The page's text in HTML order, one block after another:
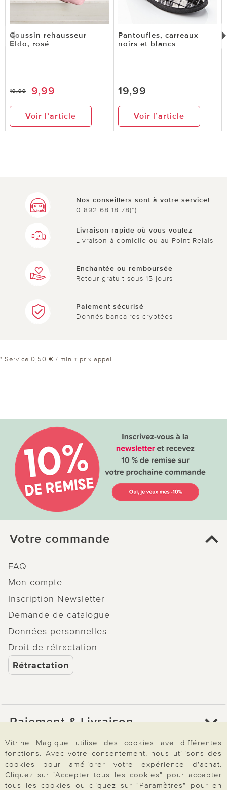
Coussin rehausseur
Eldo, rosé
19,99 9,99
Voir l’article
Pantoufles, carreaux
noirs et blancs
19,99
Voir l’article
Nos conseillers sont à votre service!
0 892 68 18 78(*)
Livraison rapide où vous voulez
Livraison à domicile ou au Point Relais
Enchantée ou remboursée
Retour gratuit sous 15 jours
Paiement sécurisé
Donnés bancaires cryptées
* Service 0,50 € / min + prix appel
Votre commande
FAQ
Mon compte
Inscription Newsletter
Demande de catalogue
Données personnelles
Droit de rétractation
Rétractation
Paiement & Livraison
À propos de nous
Vitrine Magique utilise des cookies ave différentes
fonctions. Avec votre consentement, nous utilisons des
cookies pour améliorer votre expérience d'achat.
Cliquez sur "Accepter tous les cookies" pour accepter
tous les cookies ou cliquez sur "Paramètres" pour en